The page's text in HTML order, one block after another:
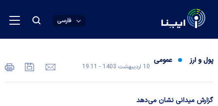
فارسی
پول و ارز عمومی
10 ارديبهشت 1403 - 19:11
گزارش میدانی نشان می‌دهد